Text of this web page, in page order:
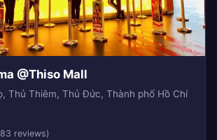
@Thiso Mall
Thủ Thiêm, Thủ Đức, Thành phố Hồ Chí
reviews)